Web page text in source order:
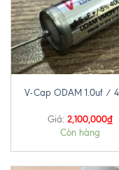
V-Cap ODAM 1.0uf /
Giá: 2,100,000₫
Còn hàng